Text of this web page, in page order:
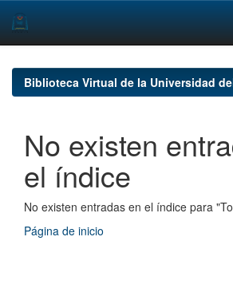
navigationBiblioteca Virtual de la Universidad
No existen
el índice
No existen entradas en el índice para
Página de inicio